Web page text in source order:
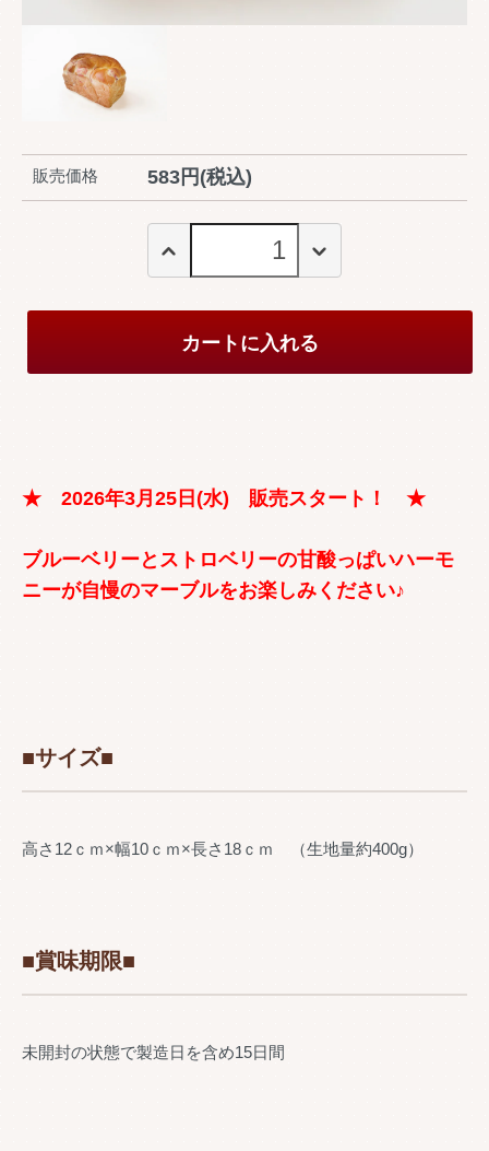
販売価格 583円(税込)
カートに入れる
★ 2026年3月25日(水) 販売スタート！ ★
ブルーベリーとストロベリーの甘酸っぱいハーモ
ニーが自慢のマーブルをお楽しみください♪
■サイズ■
高さ12ｃｍ×幅10ｃｍ×長さ18ｃｍ （生地量約400g）
■賞味期限■
未開封の状態で製造日を含め15日間